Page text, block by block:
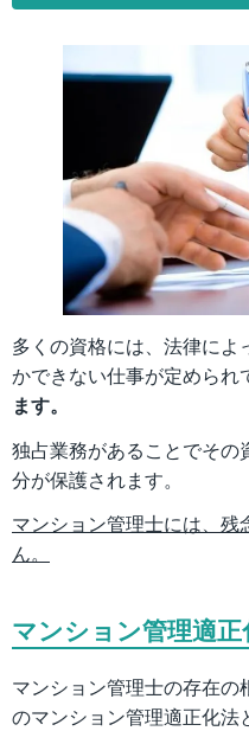
多くの資格には、法律によ
かできない仕事が定められ
ます。
独占業務があることでその
分が保護されます。
マンション管理士には、
ん。
マンション管理適
マンション管理士の存在
のマンション管理適正化法